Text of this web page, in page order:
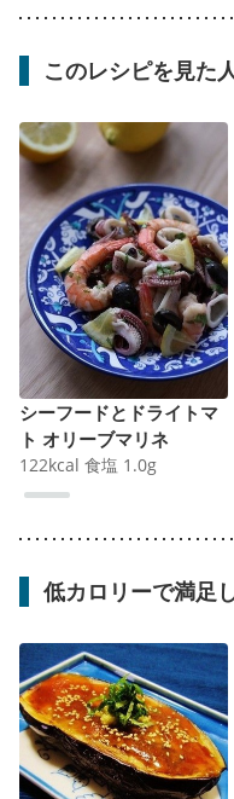
このレシピを見た
シーフードとドライトマ
ト オリーブマリネ
122kcal 食塩 1.0g
低カロリーで満足